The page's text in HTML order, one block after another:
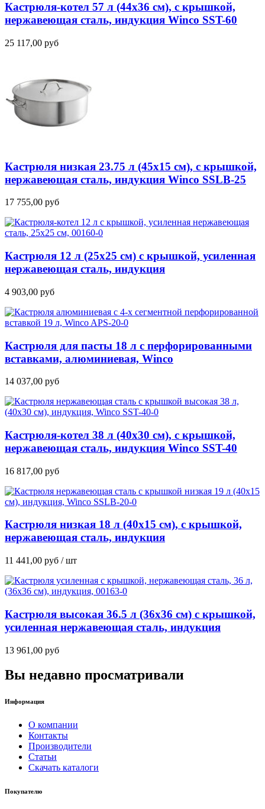
Кастрюля-котел 57 л (44х36 см), с крышкой,
нержавеющая сталь, индукция Winco SST-60
25 117,00 руб
Кастрюля низкая 23.75 л (45х15 см), с крышкой,
нержавеющая сталь, индукция Winco SSLB-25
17 755,00 руб
Кастрюля 12 л (25х25 см) с крышкой, усиленная
нержавеющая сталь, индукция
4 903,00 руб
Кастрюля для пасты 18 л с перфорированными
вставками, алюминиевая, Winco
14 037,00 руб
Кастрюля-котел 38 л (40х30 см), с крышкой,
нержавеющая сталь, индукция Winco SST-40
16 817,00 руб
Кастрюля низкая 18 л (40х15 см), с крышкой,
нержавеющая сталь, индукция
11 441,00 руб / шт
Кастрюля высокая 36.5 л (36х36 см) с крышкой,
усиленная нержавеющая сталь, индукция
13 961,00 руб
Вы недавно просматривали
Информация
О компании
Контакты
Производители
Статьи
Скачать каталоги
Покупателю